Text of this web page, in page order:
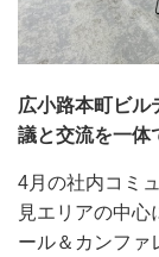
広小路本町ビ
議と交流を一
4月の社内コミ
見エリアの中心
ール＆カンファ